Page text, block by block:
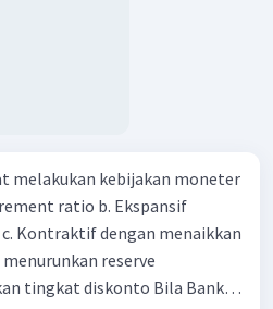
melakukan kebijakan moneter
ratio b. Ekspansif
Kontraktif dengan menaikkan
reserve
diskonto Bila Bank